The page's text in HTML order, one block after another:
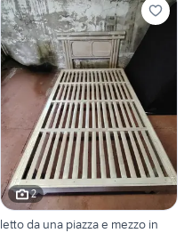
2
letto da una piazza e mezzo in